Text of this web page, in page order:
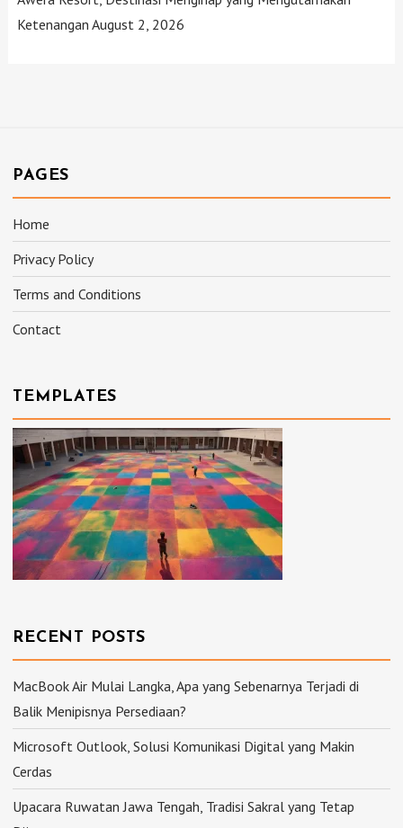
Ketenangan August 2, 2026
PAGES
Home
Privacy Policy
Terms and Conditions
Contact
TEMPLATES
RECENT POSTS
MacBook Air Mulai Langka, Apa yang Sebenarnya Terjadi di
Balik Menipisnya Persediaan?
Microsoft Outlook, Solusi Komunikasi Digital yang Makin
Cerdas
Upacara Ruwatan Jawa Tengah, Tradisi Sakral yang Tetap